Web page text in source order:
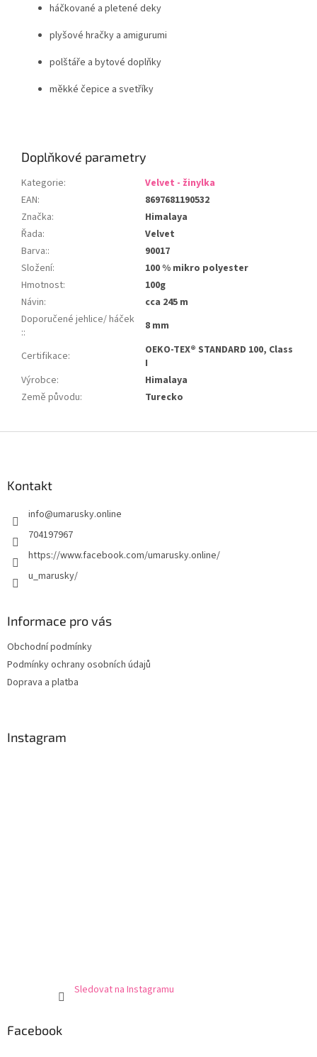
háčkované a pletené deky
plyšové hračky a amigurumi
polštáře a bytové doplňky
měkké čepice a svetříky
Doplňkové parametry
Kategorie:
Velvet - žinylka
EAN:
8697681190532
Značka:
Himalaya
Řada:
Velvet
Barva::
90017
Složení:
100 % mikro polyester
Hmotnost:
100g
Návin:
cca 245 m
Doporučené jehlice/ háček
:: 8 mm
Certifikace:
OEKO-TEX® STANDARD 100, Class
I
Výrobce:
Himalaya
Země původu: Turecko
Kontakt
info@umarusky.online
704197967
https://www.facebook.com/umarusky.online/
u_marusky/
Informace pro vás
Obchodní podmínky
Podmínky ochrany osobních údajů
Doprava a platba
Instagram
Sledovat na Instagramu
Facebook